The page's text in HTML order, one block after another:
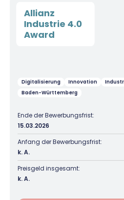
Allianz
Industrie 4.0
Award
Digitalisierung Innovation
Baden-Württemberg
Ende der Bewerbungsfrist:
15.03.2026
Anfang der Bewerbungsfrist:
k. A.
Preisgeld insgesamt:
k. A.